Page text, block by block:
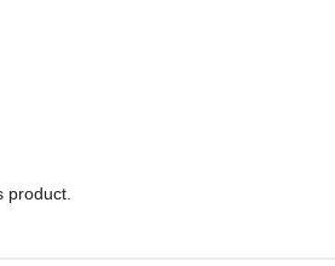
product.